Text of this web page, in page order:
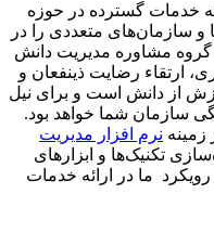
خدمات گسترده در حوزه
و سازمان‌های متعددی را در
گروه مشاوره مدیریت دانش
ارتقاء رضایت ذینفعان و
از دانش است و برای نیل
سازمان شما خواهد بود.
زمینه نرم افزار مدیریت
تکنیک‌ها و ابزارهای
ما در ارائه خدمات